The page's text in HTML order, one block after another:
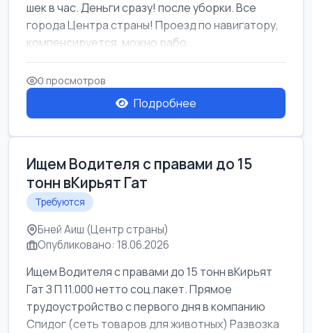
шек в час. Деньги сразу! после уборки. Все
города Центра страны! Проезд по навигатору,
компенсируется. можно рабо...
0 просмотров
Подробнее
Ищем Водителя с правами до 15
тонн вКирьят Гат
Требуются
Бней Аиш (Центр страны)
Опубликовано: 18.06.2026
Ищем Водителя с правами до 15 тонн вКирьят
Гат З П 11.000 нетто соц.пакет. Прямое
трудоустройство с первого дня в компанию
Спидог (сеть товаров для животных) Развозка